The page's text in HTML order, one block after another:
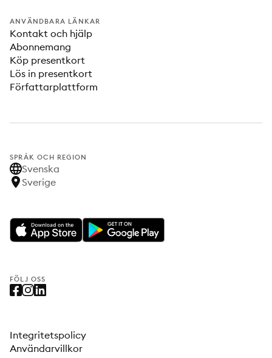
ANVÄNDBARA LÄNKAR
Kontakt och hjälp
Abonnemang
Köp presentkort
Lös in presentkort
Författarplattform
SPRÅK OCH REGION
Svenska
Sverige
FÖLJ OSS
Integritetspolicy
Användarvillkor